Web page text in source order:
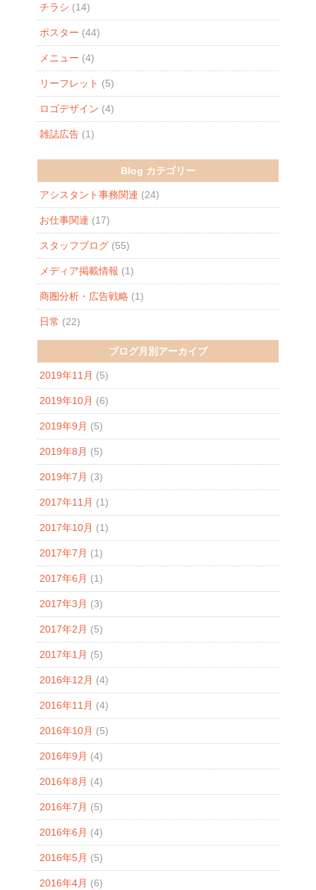
チラシ (14)
ポスター (44)
メニュー (4)
リーフレット (5)
ロゴデザイン (4)
雑誌広告(1)
Blog カテゴリー
アシスタント事務関連 (24)
お仕事関連 (17)
スタッフブログ(55)
メディア掲載情報 (1)
商圏分析・広告戦略 (1)
日常 (22)
ブログ月別アーカイブ
2019年11月 (5)
2019年10月 (6)
2019年9月 (5)
2019年8月 (5)
2019年7月 (3)
2017年11月 (1)
2017年10月 (1)
2017年7月 (1)
2017年6月 (1)
2017年3月 (3)
2017年2月 (5)
2017年1月 (5)
2016年12月 (4)
2016年11月 (4)
2016年10月 (5)
2016年9月 (4)
2016年8月 (4)
2016年7月 (5)
2016年6月 (4)
2016年5月 (5)
2016年4月 (6)